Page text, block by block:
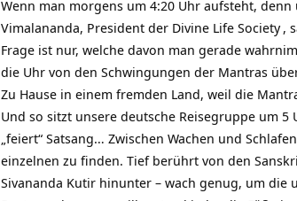
Wenn man morgens um 4:20 Uhr aufsteht,
Vimalananda, President der Divine Life Society ,
Frage ist nur, welche davon man gerade
die Uhr von den Schwingungen der Mantras
Zu Hause in einem fremden Land, weil die
Und so sitzt unsere deutsche Reisegruppe um
„feiert“ Satsang… Zwischen Wachen und
einzelnen zu finden. Tief berührt von den
Sivananda Kutir hinunter – wach genug, um